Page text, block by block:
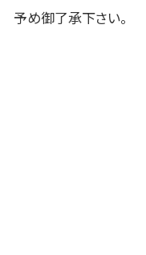
予め御了承下さい。